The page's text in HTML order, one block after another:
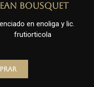
Bousquet
en enoliga y lic.
frutiorticola